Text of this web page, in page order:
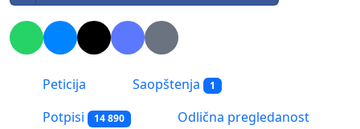
Peticija Saopštenja 1
Potpisi 14 890 Odlična pregledanost